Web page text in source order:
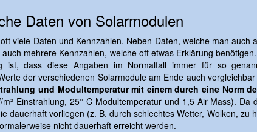
Daten von Solarmodulen
viele Daten und Kennzahlen. Neben Daten, welche man auch
mehrere Kennzahlen, welche oft etwas Erklärung
ist, dass diese Angaben im Normalfall immer für so
der verschiedenen Solarmodule am Ende auch vergleichbar
und Modultemperatur mit einem durch eine Norm
m² Einstrahlung, 25° C Modultemperatur und 1,5 Air Mass). Da
dauerhaft vorliegen (z. B. durch schlechtes Wetter, Wolken, zu
nicht dauerhaft erreicht werden.